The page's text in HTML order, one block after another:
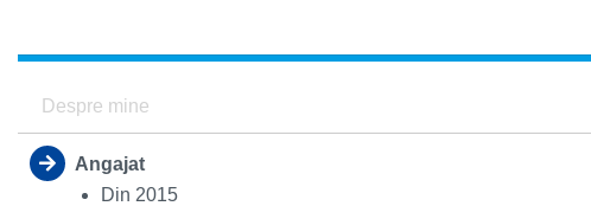
Alte informații
Despre mine
Angajat
Din 2015